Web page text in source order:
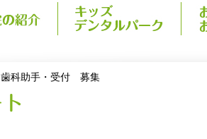
歯科助手・受付 募集